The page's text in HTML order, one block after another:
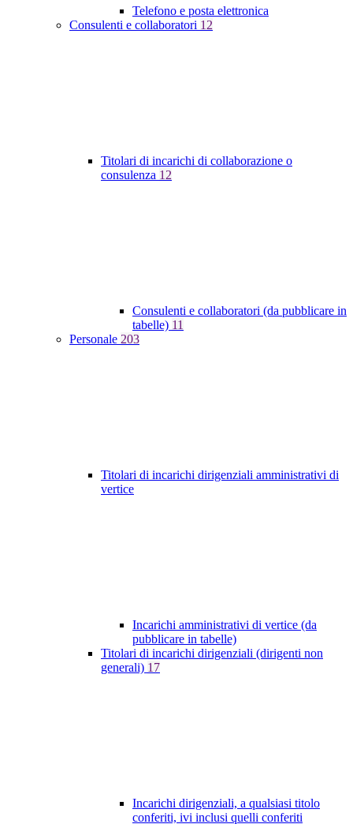
Telefono e posta elettronica
Consulenti e collaboratori 12
Titolari di incarichi di collaborazione o
consulenza 12
Consulenti e collaboratori (da pubblicare in
tabelle) 11
Personale 203
Titolari di incarichi dirigenziali amministrativi di
vertice
Incarichi amministrativi di vertice (da
pubblicare in tabelle)
Titolari di incarichi dirigenziali (dirigenti non
generali) 17
Incarichi dirigenziali, a qualsiasi titolo
conferiti, ivi inclusi quelli conferiti